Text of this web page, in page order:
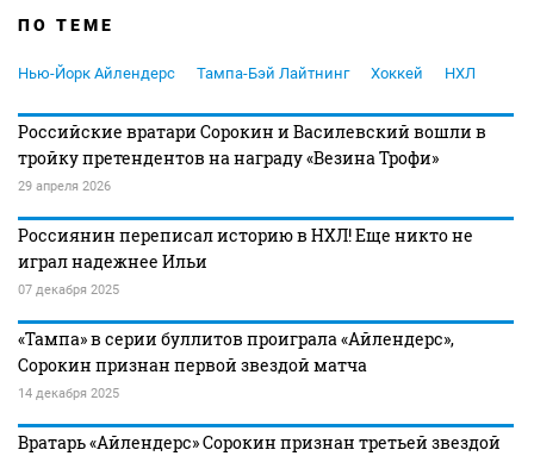
ПО ТЕМЕ
Нью-Йорк Айлендерс Тампа-Бэй Лайтнинг Хоккей НХЛ
Российские вратари Сорокин и Василевский вошли в
тройку претендентов на награду «Везина Трофи»
29 апреля 2026
Россиянин переписал историю в НХЛ! Еще никто не
играл надежнее Ильи
07 декабря 2025
«Тампа» в серии буллитов проиграла «Айлендерс»,
Сорокин признан первой звездой матча
14 декабря 2025
Вратарь «Айлендерс» Сорокин признан третьей звездой